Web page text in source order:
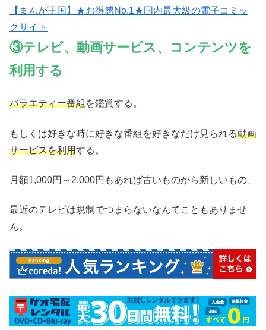
【まんが王国】★お得感No.1★国内最大級の電子コミッ
クサイト
③テレビ、動画サービス、コンテンツを
利用する
バラエティー番組を鑑賞する。
もしくは好きな時に好きな番組を好きなだけ見られる動画
サービスを利用する。
月額1,000円～2,000円もあれば古いものから新しいもの、
最近のテレビは規制でつまらないなんてこともありませ
ん。